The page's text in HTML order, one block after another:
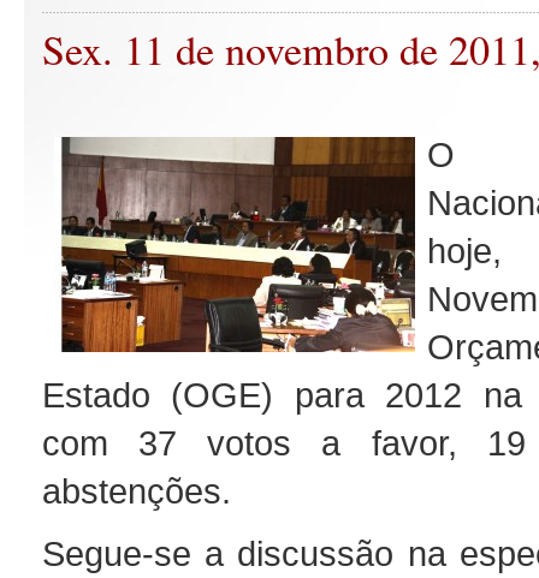
Sex. 11 de novembro de
O
Estado (OGE) para 2012 na
com 37 votos a favor,
abstenções.
Segue-se a discussão na